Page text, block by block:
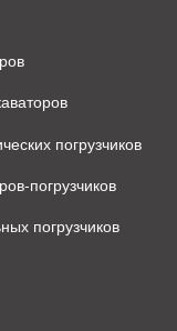
погрузчиков
погрузчиков
погрузчиков